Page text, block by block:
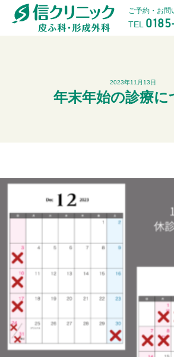
ご予約・お問
TEL
2023年11月13日
年末年始の診療に